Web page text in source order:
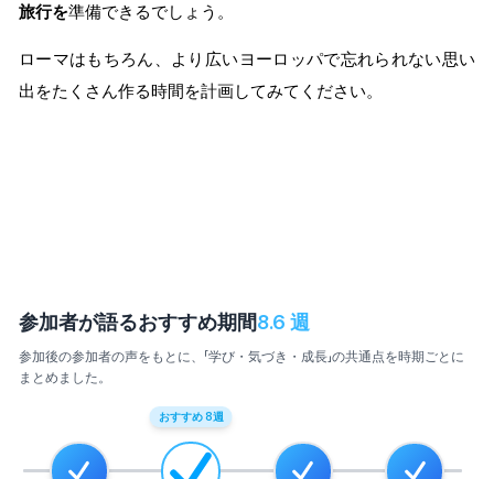
旅行を準備できるでしょう。
ローマはもちろん、より広いヨーロッパで忘れられない思い
出をたくさん作る時間を計画してみてください。
参加者が語るおすすめ期間8.6 週
参加後の参加者の声をもとに、「学び・気づき・成長」の共通点を時期ごとに
まとめました。
おすすめ8週